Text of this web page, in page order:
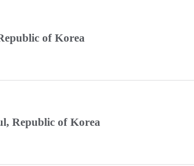
of Korea
Republic of Korea